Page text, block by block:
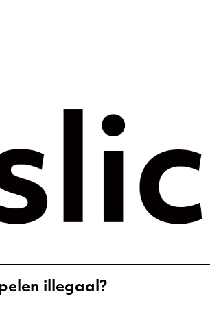
illegaal?